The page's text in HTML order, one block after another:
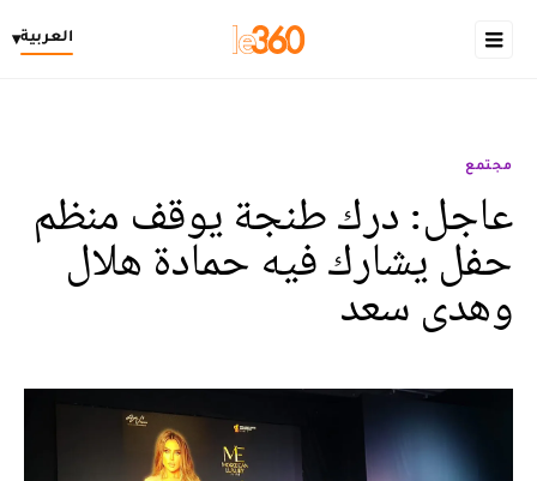
العربية▾
مجتمع
عاجل: درك طنجة يوقف منظم
حفل يشارك فيه حمادة هلال
وهدى سعد